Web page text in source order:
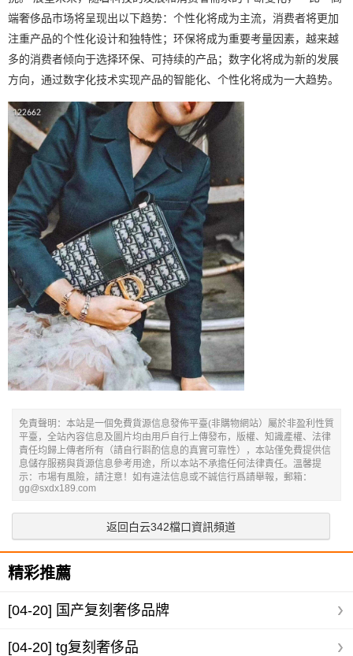
端奢侈品市场将呈现出以下趋势：个性化将成为主流，消费者将更加
注重产品的个性化设计和独特性；环保将成为重要考量因素，越来越
多的消费者倾向于选择环保、可持续的产品；数字化将成为新的发展
方向，通过数字化技术实现产品的智能化、个性化将成为一大趋势。
免責聲明：本站是一個免費貨源信息發佈平臺(非購物網站）屬於非盈利性質
平臺，全站內容信息及圖片均由用戶自行上傳發布，版權、知識產權、法律
責任均歸上傳者所有（請自行斟酌信息的真實可靠性），本站僅免費提供信
息儲存服務與貨源信息參考用途，所以本站不承擔任何法律責任。溫馨提
示：市場有風險，請注意！如有違法信息或不誠信行爲請舉報，郵箱：
gg@sxdx189.com
返回白云342檔口資訊頻道
精彩推薦
[04-20] 国产复刻奢侈品牌
[04-20] tg复刻奢侈品